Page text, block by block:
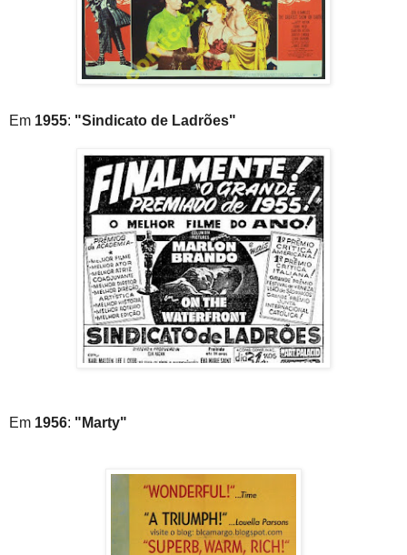
Em 1955: "Sindicato de Ladrões"
Em 1956: "Marty"